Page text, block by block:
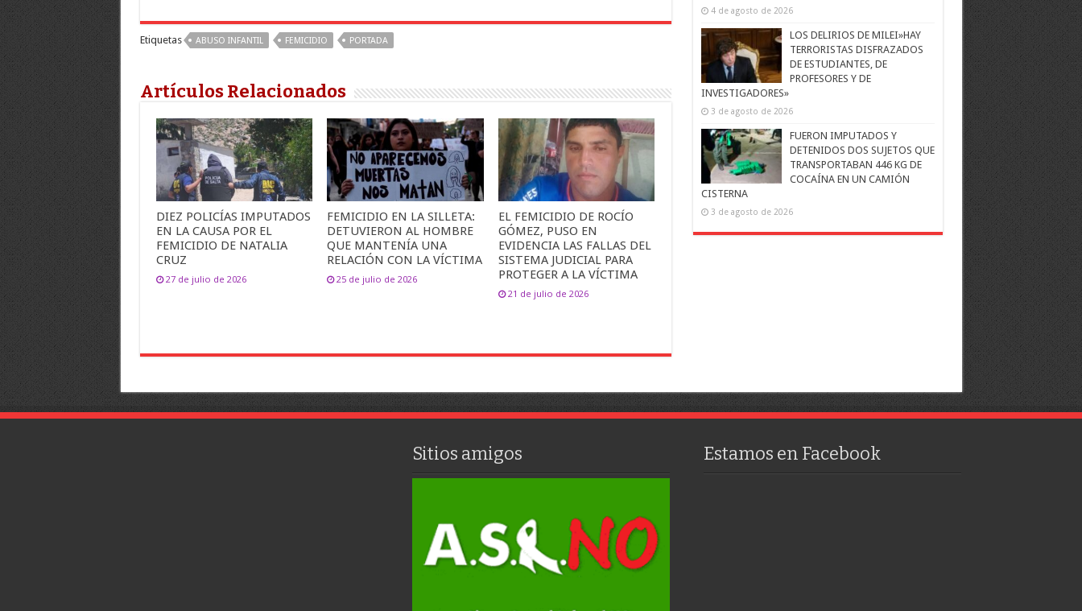
Etiquetas ABUSO INFANTIL FEMICIDIO PORTADA
Artículos Relacionados
DIEZ POLICÍAS IMPUTADOS
EN LA CAUSA POR EL
FEMICIDIO DE NATALIA
CRUZ
27 de julio de 2026
FEMICIDIO EN LA SILLETA:
DETUVIERON AL HOMBRE
QUE MANTENÍA UNA
RELACIÓN CON LA VÍCTIMA
25 de julio de 2026
EL FEMICIDIO DE ROCÍO
GÓMEZ, PUSO EN
EVIDENCIA LAS FALLAS DEL
SISTEMA JUDICIAL PARA
PROTEGER A LA VÍCTIMA
21 de julio de 2026
4 de agosto de 2026
LOS DELIRIOS DE MILEI»HAY
TERRORISTAS DISFRAZADOS
DE ESTUDIANTES, DE
PROFESORES Y DE
INVESTIGADORES»
3 de agosto de 2026
FUERON IMPUTADOS Y
DETENIDOS DOS SUJETOS QUE
TRANSPORTABAN 446 KG DE
COCAÍNA EN UN CAMIÓN
CISTERNA
3 de agosto de 2026
Sitios amigos Estamos en Facebook